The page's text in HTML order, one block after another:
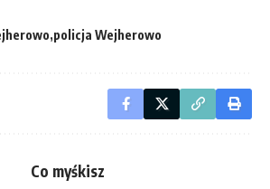
policja Wejherowo
Co myśkisz